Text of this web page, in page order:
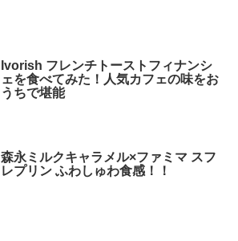
Ivorish フレンチトーストフィナンシ
ェを食べてみた！人気カフェの味をお
うちで堪能
森永ミルクキャラメル×ファミマ スフ
レプリン ふわしゅわ食感！！